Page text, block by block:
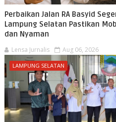
Perbaikan Jalan RA Basyid
Lampung Selatan Pastikan
dan Nyaman
Lensa Jurnalis Aug 06, 2026
LAMPUNG SELATAN